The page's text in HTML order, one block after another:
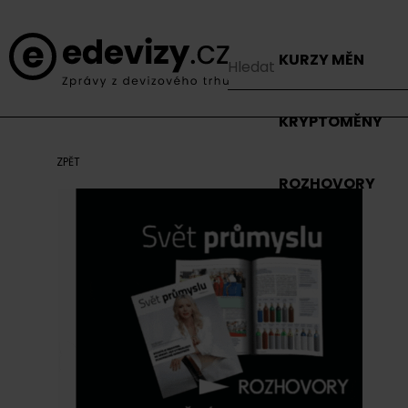
KURZY MĚN
KRYPTOMĚNY
ROZHOVORY
ZPĚT